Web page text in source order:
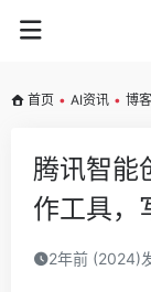
首页 • AI资讯 • 博客
腾讯智能
作工具，
2年前 (2024)